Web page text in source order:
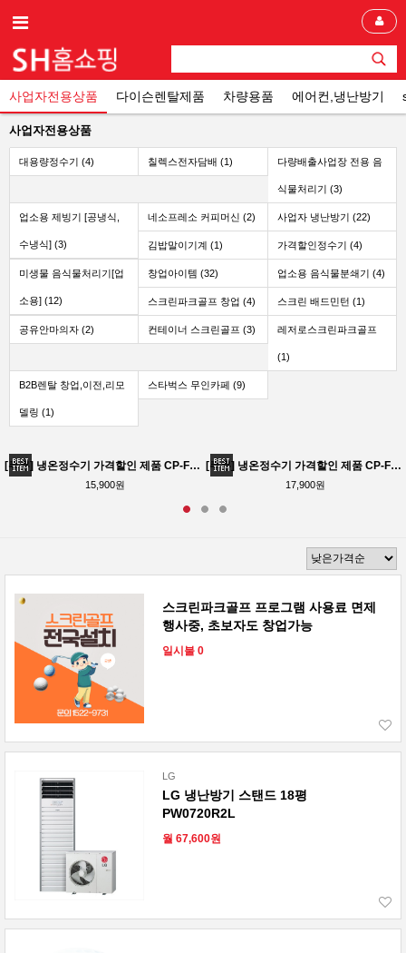
사업자전용상품 다이슨렌탈제품 차량용품 에어컨,냉난방기
사업자전용상품
대용량정수기 (4) 칠렉스전자담배 (1) 다량배출사업장 전용 음
식물처리기 (3)
업소용 제빙기 [공냉식,
수냉식] (3)
네소프레소 커피머신 (2) 사업자 냉난방기 (22)
김밥말이기계 (1) 가격할인정수기 (4)
미생물 음식물처리기[업
소용] (12)
창업아이템 (32) 업소용 음식물분쇄기 (4)
스크린파크골프 창업 (4) 스크린 배드민턴 (1)
공유안마의자 (2) 컨테이너 스크린골프 (3) 레저로스크린파크골프
(1)
B2B렌탈 창업,이전,리모
델링 (1)
스타벅스 무인카페 (9)
[쿠쿠] 냉온정수기 가격할인 제품 CP-F603HW 테스크형 사무실 가정용 공장 72개월동안 점검 및 필터교체
15,900원
[쿠쿠] 냉온정수기 가격할인 제품 CP-F603HW
17,900원
스크린파크골프 프로그램 사용료 면제
행사중, 초보자도 창업가능
일시불 0
LG
LG 냉난방기 스탠드 18평
PW0720R2L
월 67,600원